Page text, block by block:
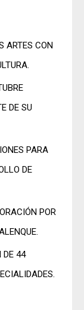
ARTES CON
DE SU
PARA
DE
POR
DE 44